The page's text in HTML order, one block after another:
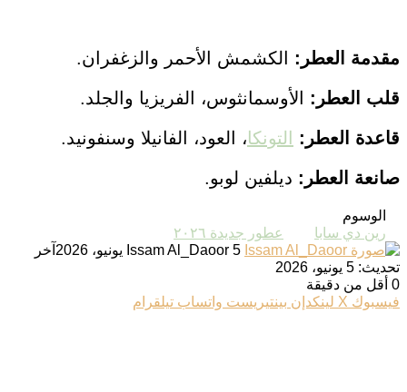
مقدمة العطر: الكشمش الأحمر والزغفران.
قلب العطر: الأوسمانثوس، الفريزيا والجلد.
قاعدة
العطر: التونكا، العود، الفانيلا وسنفونيد.
صانعة
العطر: ديلفين لوبو.
الوسوم
رين دي سابا
عطور جديدة ٢٠٢٦
Issam Al_Daoor
أرسل 5 يونيو، 2026
آخر
تحديث: 5 يونيو، 2026
0 أقل من دقيقة
فيسبوك
‫X
لينكدإن
بينتيريست
واتساب
تيلقرام
فيسبوك ‫X لينكدإن بينتيريست واتساب تيلقرام